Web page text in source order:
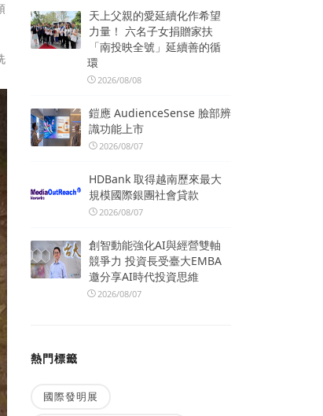
天上父親的愛延續化作希望
力量！ 六名子女捐贈家扶
「南投映全號」延續善的循
環
2026/08/08
鎧應 AudienceSense 臉部辨
識功能上市
2026/08/07
HDBank 取得越南歷來最大
規模國際銀團社會貸款
2026/08/07
創智動能強化AI與經營雙軸
競爭力 投資長受臺大EMBA
邀分享AI時代投資思維
2026/08/07
熱門標籤
國際發明展